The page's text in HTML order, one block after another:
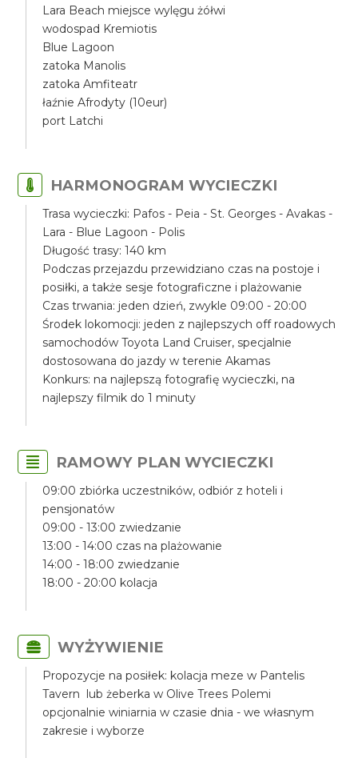
Lara Beach miejsce wylęgu żółwi
wodospad Kremiotis
Blue Lagoon
zatoka Manolis
zatoka Amfiteatr
łaźnie Afrodyty (10eur)
port Latchi
HARMONOGRAM WYCIECZKI
Trasa wycieczki: Pafos - Peia - St. Georges - Avakas -
Lara - Blue Lagoon - Polis
Długość trasy: 140 km
Podczas przejazdu przewidziano czas na postoje i
posiłki, a także sesje fotograficzne i plażowanie
Czas trwania: jeden dzień, zwykle 09:00 - 20:00
Środek lokomocji: jeden z najlepszych off roadowych
samochodów Toyota Land Cruiser, specjalnie
dostosowana do jazdy w terenie Akamas
Konkurs: na najlepszą fotografię wycieczki, na
najlepszy filmik do 1 minuty
RAMOWY PLAN WYCIECZKI
09:00 zbiórka uczestników, odbiór z hoteli i
pensjonatów
09:00 - 13:00 zwiedzanie
13:00 - 14:00 czas na plażowanie
14:00 - 18:00 zwiedzanie
18:00 - 20:00 kolacja
WYŻYWIENIE
Propozycje na posiłek: kolacja meze w Pantelis
Tavern lub żeberka w Olive Trees Polemi
opcjonalnie winiarnia w czasie dnia - we własnym
zakresie i wyborze